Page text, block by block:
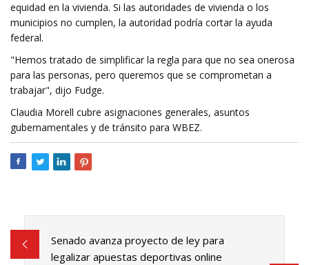
equidad en la vivienda. Si las autoridades de vivienda o los
municipios no cumplen, la autoridad podría cortar la ayuda
federal.
"Hemos tratado de simplificar la regla para que no sea onerosa
para las personas, pero queremos que se comprometan a
trabajar", dijo Fudge.
Claudia Morell cubre asignaciones generales, asuntos
gubernamentales y de tránsito para WBEZ.
Senado avanza proyecto de ley para
legalizar apuestas deportivas online